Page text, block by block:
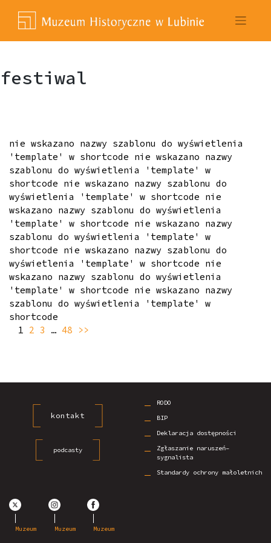
content
festiwal
nie wskazano nazwy szablonu do wyświetlenia
'template' w shortcode nie wskazano nazwy
szablonu do wyświetlenia 'template' w
shortcode nie wskazano nazwy szablonu do
wyświetlenia 'template' w shortcode nie
wskazano nazwy szablonu do wyświetlenia
'template' w shortcode nie wskazano nazwy
szablonu do wyświetlenia 'template' w
shortcode nie wskazano nazwy szablonu do
wyświetlenia 'template' w shortcode nie
wskazano nazwy szablonu do wyświetlenia
'template' w shortcode nie wskazano nazwy
szablonu do wyświetlenia 'template' w
shortcode
1 2 3 … 48 >>
kontakt
podcasty
Muzeum Muzeum Muzeum
RODO
BIP
Deklaracja dostępności
Zgłaszanie naruszeń–
sygnalista
Standardy ochrony małoletnich